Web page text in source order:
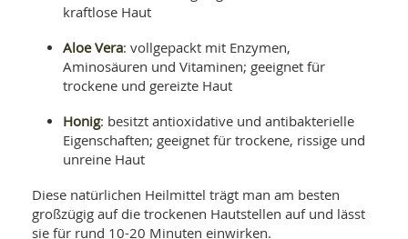
kraftlose Haut
Aloe Vera: vollgepackt mit Enzymen,
Aminosäuren und Vitaminen; geeignet für
trockene und gereizte Haut
Honig: besitzt antioxidative und antibakterielle
Eigenschaften; geeignet für trockene, rissige und
unreine Haut
Diese natürlichen Heilmittel trägt man am besten
großzügig auf die trockenen Hautstellen auf und lässt
sie für rund 10-20 Minuten einwirken.